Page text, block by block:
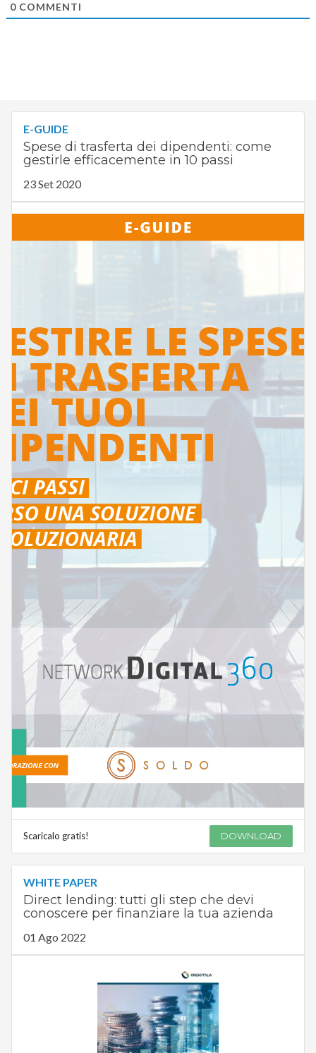
0COMMENTI
E-GUIDE
Spese di trasferta dei dipendenti: come
gestirle efficacemente in 10 passi
23 Set 2020
Scaricalo gratis! DOWNLOAD
WHITE PAPER
Direct lending: tutti gli step che devi
conoscere per finanziare la tua azienda
01 Ago 2022